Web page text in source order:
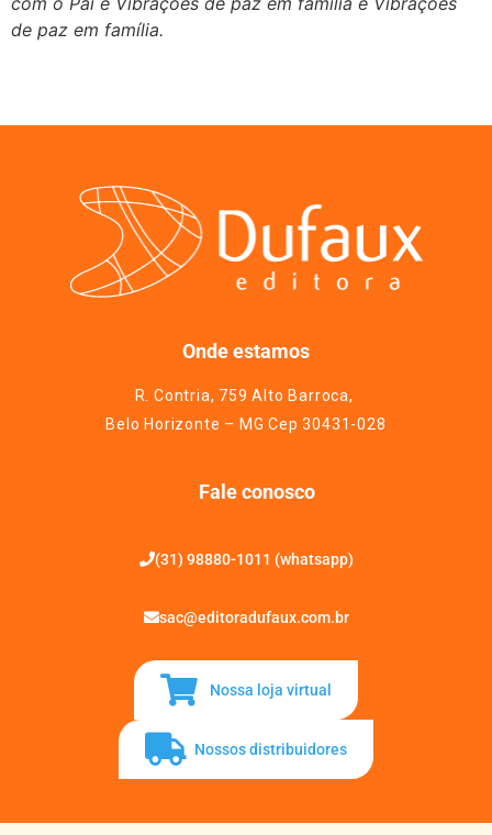
de paz em família.
Onde estamos
R. Contria, 759 Alto Barroca,
Belo Horizonte – MG Cep 30431-028
Fale conosco
(31) 98880-1011 (whatsapp)
sac@editoradufaux.com.br
Nossa loja virtual
Nossos distribuidores